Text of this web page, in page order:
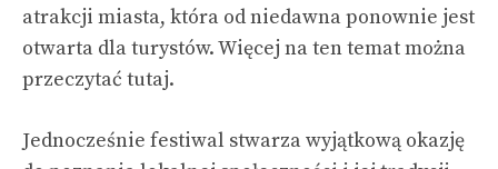
atrakcji miasta, która od niedawna ponownie jest
otwarta dla turystów. Więcej na ten temat można
przeczytać tutaj.
Jednocześnie festiwal stwarza wyjątkową okazję